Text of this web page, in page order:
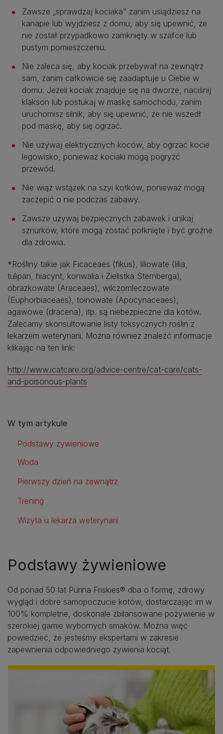
Zawsze „sprawdzaj kociaka” zanim usiądziesz na
kanapie lub wyjdziesz z domu, aby się upewnić, że
nie został przypadkowo zamknięty w szafce lub
pustym pomieszczeniu.
Nie zaleca się, aby kociak przebywał na zewnątrz
sam, zanim całkowicie się zaadaptuje u Ciebie w
domu. Jeżeli kociak znajduje się na dworze, naciśnij
klakson lub postukaj w maskę samochodu, zanim
uruchomisz silnik, aby się upewnić, że nie wszedł
pod maskę, aby się ogrzać.
Nie używaj elektrycznych koców, aby ogrzać kocie
legowisko, ponieważ kociaki mogą pogryźć
przewód.
Nie wiąż wstążek na szyi kotków, ponieważ mogą
zaczepić o nie podczas zabawy.
Zawsze używaj bezpiecznych zabawek i unikaj
sznurków, które mogą zostać połknięte i być groźne
dla zdrowia.
*Rośliny takie jak Ficaceaes (fikus), liliowate (lilia,
tulipan, hiacynt, konwalia i Zielistka Sternberga),
obrazkowate (Araceaes), wilczomleczowate
(Euphorbiaceaes), toinowate (Apocynaceaes),
agawowe (dracena), itp. są niebezpieczne dla kotów.
Zalecamy skonsultowanie listy toksycznych roślin z
lekarzem weterynarii. Można również znaleźć informacje
klikając na ten link:
http://www.icatcare.org/advice-centre/cat-care/cats-
and-poisonous-plants
W tym artykule
Podstawy żywieniowe
Woda
Pierwszy dzień na zewnątrz
Trening
Wizyta u lekarza weterynarii
Podstawy żywieniowe
Od ponad 50 lat Purina Friskies® dba o formę, zdrowy
wygląd i dobre samopoczucie kotów, dostarczając im w
100% kompletne, doskonale zbilansowane pożywienie w
szerokiej gamie wybornych smaków. Można więc
powiedzieć, że jesteśmy ekspertami w zakresie
zapewnienia odpowiedniego żywienia kociąt.